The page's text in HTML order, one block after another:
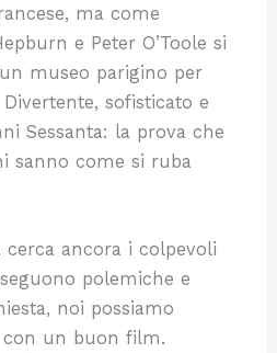
ma come
e Peter O’Toole si
museo parigino per
sofisticato e
Sessanta: la prova che
sanno come si ruba
ancora i colpevoli
polemiche e
noi possiamo
con un buon film.